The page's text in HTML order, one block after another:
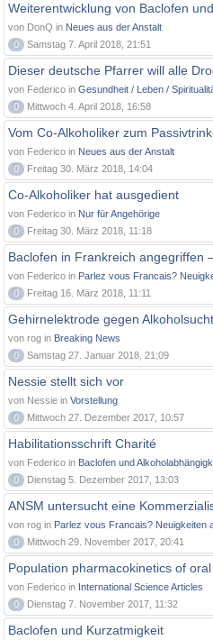
Weiterentwicklung von Baclofen
von DonQ in Neues aus der Anstalt
0
Samstag 7. April 2018, 21:51
Dieser deutsche Pfarrer will alle
von Federico in Gesundheit / Leben /
0
Mittwoch 4. April 2018, 16:58
Vom Co-Alkoholiker zum
von Federico in Neues aus der Anstalt
0
Freitag 30. März 2018, 14:04
Co-Alkoholiker hat ausgedient
von Federico in Nur für Angehörige
0
Freitag 30. März 2018, 11:18
Baclofen in Frankreich angegriffen
von Federico in Parlez vous Francais?
0
Freitag 16. März 2018, 11:11
Gehirnelektrode gegen Alkoholsucht
von rog in Breaking News
0
Samstag 27. Januar 2018, 21:09
Nessie stellt sich vor
von Nessie in Vorstellung
0
Mittwoch 27. Dezember 2017, 10:57
Habilitationsschrift Charité
von Federico in Baclofen und
0
Dienstag 5. Dezember 2017, 13:03
ANSM untersucht eine
von rog in Parlez vous Francais? Neuigkeiten
0
Mittwoch 29. November 2017, 20:41
Population pharmacokinetics of
von Federico in International Science Articles
0
Dienstag 7. November 2017, 11:32
Baclofen und Kurzatmigkeit